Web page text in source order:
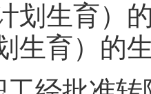
划生育）
生育）的